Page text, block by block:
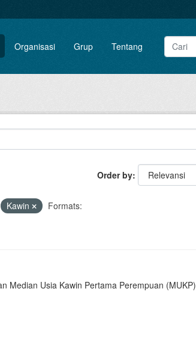
Organisasi Grup Tentang
Order by
Kawin
Formats:
Median Usia Kawin Pertama Perempuan (MUKP)